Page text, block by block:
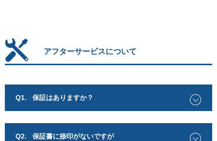
アフターサービスについて
Q1. 保証はありますか？
Q2. 保証書に捺印がないですが